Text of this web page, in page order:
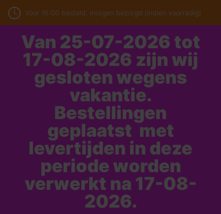
Voor 16:00 besteld, morgen bezorgd (indien voorradig)
Van 25-07-2026 tot
17-08-2026 zijn wij
gesloten wegens
vakantie.
Bestellingen
geplaatst met
levertijden in deze
periode worden
verwerkt na 17-08-
2026.